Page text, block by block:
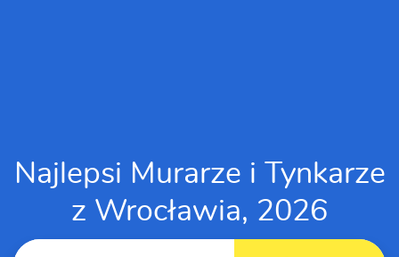
Najlepsi Murarze i Tynkarze
z Wrocławia, 2026